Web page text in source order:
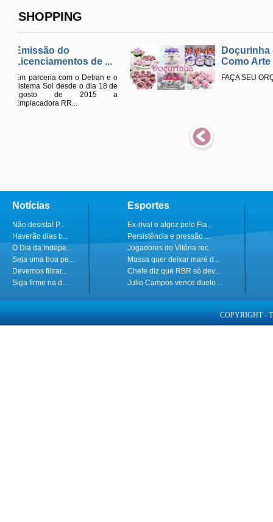
SHOPPING
...
e o
18 de
a
Doçurinha - Doce
Como Arte
FAÇA SEU ORÇAMENTO
Notícias
Não desista! P...
Haverão dias b...
O Dia da Indepe...
Seja uma boa pe...
Devemos filtrar...
Siga firme na d...
Esportes
Ex-rival e algoz pelo Fla...
Persistência e pressão ...
Jogadores do Vitória rec...
Massa quer deixar maré d...
Chefe diz que RBR só dev...
Julio Campos vence duelo ...
COPYRIGHT -